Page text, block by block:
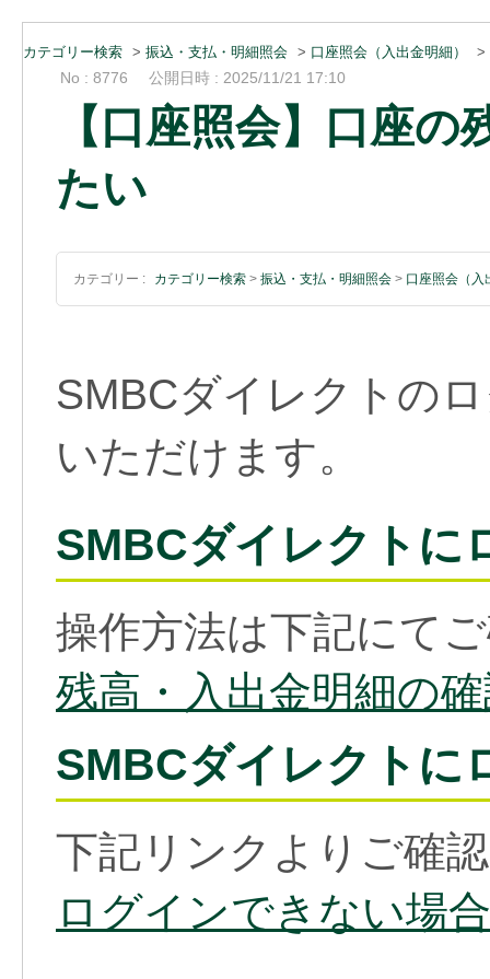
カテゴリー検索 > 振込・支払・明細照会 > 口座照会（入出金明細） >
No : 8776 公開日時 : 2025/11/21 17:10
【口座照会】口座
たい
カテゴリー : カテゴリー検索 > 振込・支払・明細照会 > 口座照会（入
SMBCダイレクトの
いただけます。
SMBCダイレクトに
操作方法は下記にて
残高・入出金明細の
SMBCダイレクトに
下記リンクよりご確
ログインできない場